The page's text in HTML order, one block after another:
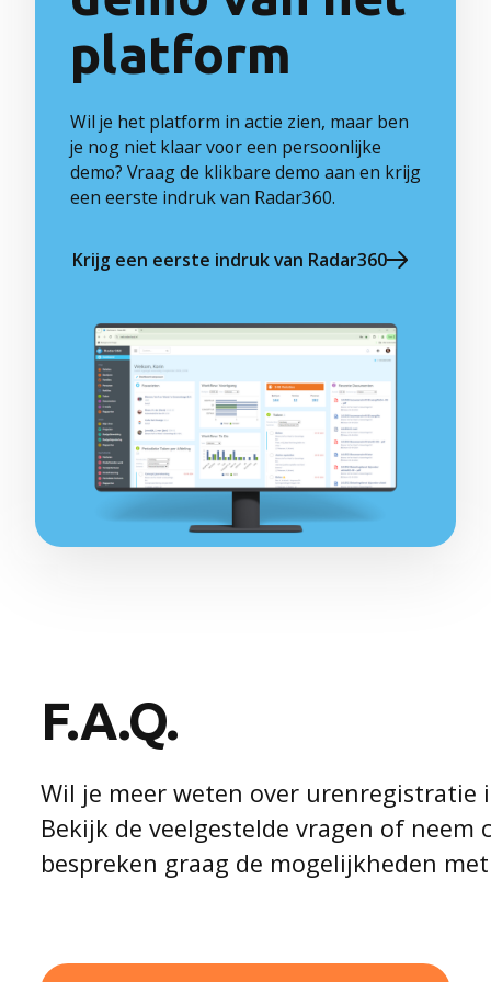
platform
Wil je het platform in actie zien, maar ben
je nog niet klaar voor een persoonlijke
demo? Vraag de klikbare demo aan en krijg
een eerste indruk van Radar360.
Krijg een eerste indruk van Radar360
F.A.Q.
Wil je meer weten over urenregistratie
Bekijk de veelgestelde vragen of neem
bespreken graag de mogelijkheden